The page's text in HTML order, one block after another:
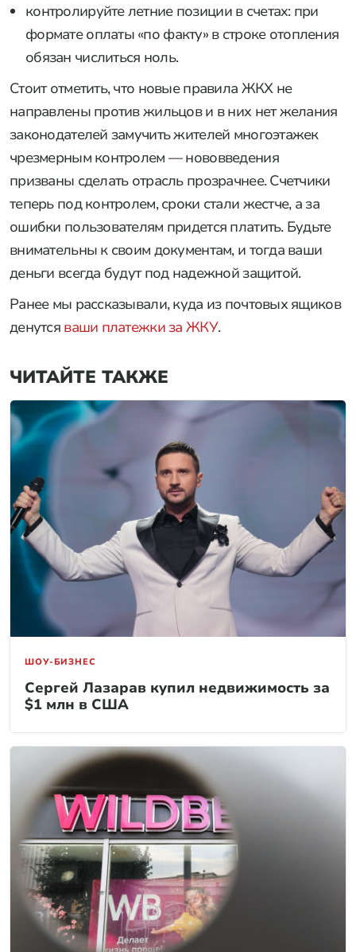
контролируйте летние позиции в счетах: при
формате оплаты «по факту» в строке отопления
обязан числиться ноль.
Стоит отметить, что новые правила ЖКХ не
направлены против жильцов и в них нет желания
законодателей замучить жителей многоэтажек
чрезмерным контролем — нововведения
призваны сделать отрасль прозрачнее. Счетчики
теперь под контролем, сроки стали жестче, а за
ошибки пользователям придется платить. Будьте
внимательны к своим документам, и тогда ваши
деньги всегда будут под надежной защитой.
Ранее мы рассказывали, куда из почтовых ящиков
денутся ваши платежки за ЖКУ.
ЧИТАЙТЕ ТАКЖЕ
ШОУ-БИЗНЕС
Сергей Лазарав купил недвижимость за
$1 млн в США